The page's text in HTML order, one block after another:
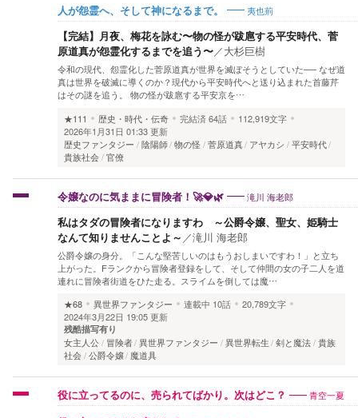
人が怨霊へ、そして神になるまで。 夷也荊
【完結】月夜、梅花を詠む〜物の怪が跋扈する平安時代、菅
原道真が怨霊化するまでを追う〜／大杉巨樹
令和の現代、怨霊化した菅原道真が世界を滅ぼそうとしていた── なぜ道
真は世界を破滅に導くのか？現代から平安時代へと送り込まれた首藤芹
はその謎を追う。 物の怪が跋扈する平安京を…
★111
歴史・時代・伝奇 完結済64話
112,919文字
2026年1月31日 01:33 更新
歴史ファンタジー
陰陽師 物の怪 菅原道真 アヤカシ
平安時代
貴族社会 官僚
令嬢なのに気ままに冒険者！🚀💎🌿 滝川 海老郎
私はタダの冒険者になりますわ ～公爵令嬢、聖女、姫騎士
なんて知りませんことよ～ ／滝川 海老郎
公爵令嬢の身分。「こんな堅苦しいのはもうおしまいですわ！」と立ち
上がった。Fランクから冒険者登録をして、そして仲間の女の子二人を道
連れに冒険者街道をひた走る。スライムを倒しては魔…
★68
異世界ファンタジー 連載中 10話
20,789文字
2024年3月22日 19:05 更新
残酷描写有り
女主人公 冒険者 異世界ファンタジー 異世界転生 剣と魔法 貴族
社会 公爵令嬢 魔道具
役に立ってるのに、売られてばかり。次はどこ？ 青空一夏